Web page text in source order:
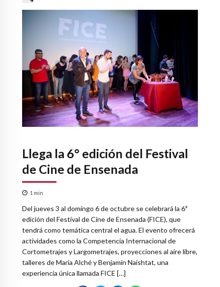
Llega la 6° edición del Festival
de Cine de Ensenada
1 min
Del jueves 3 al domingo 6 de octubre se celebrará la 6ª
edición del Festival de Cine de Ensenada (FICE), que
tendrá como temática central el agua. El evento ofrecerá
actividades como la Competencia Internacional de
Cortometrajes y Largometrajes, proyecciones al aire libre,
talleres de María Alché y Benjamín Naishtat, una
experiencia única llamada FICE […]